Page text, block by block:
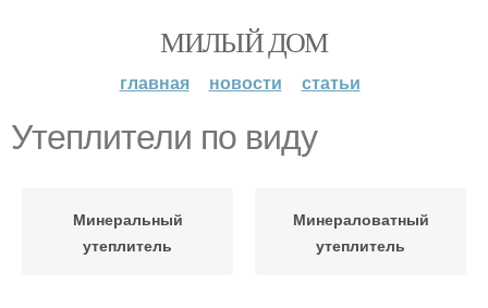
МИЛЫЙ ДОМ
главная новости статьи
Утеплители по виду
Минеральный
утеплитель
Минераловатный
утеплитель